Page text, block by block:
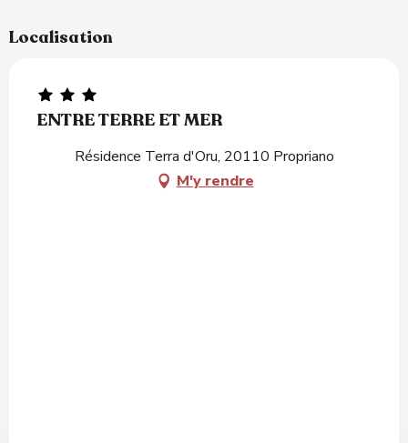
Localisation
ENTRE TERRE ET MER
Résidence Terra d'Oru, 20110 Propriano
M'y rendre